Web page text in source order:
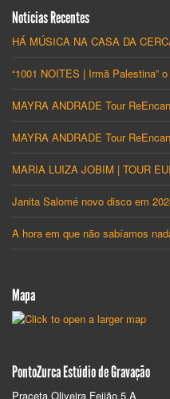
Notícias Recentes
HÁ MÚSICA NA CASA DA
“1001 NOITES | Irmã Palestina”
MAYRA ANDRADE Tour
MAYRA ANDRADE Tour
MARIA LUIZA JOBIM | TOUR
Janita Salomé novo disco em
A hora em que não sabíamos
Mapa
PontoZurca Estúdio de Gravação
Praceta Oliveira Feijão 5 A